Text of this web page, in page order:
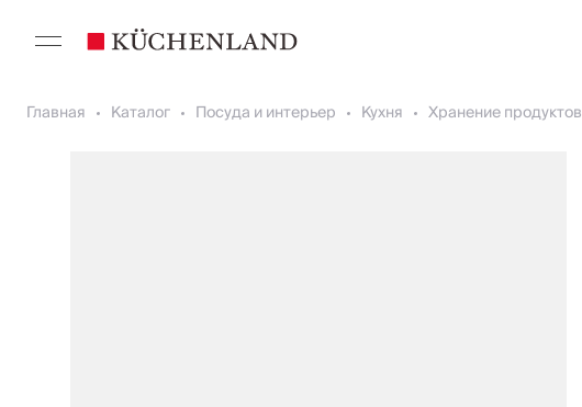
Главная Каталог Посуда и интерьер Кухня Хранение продуктов